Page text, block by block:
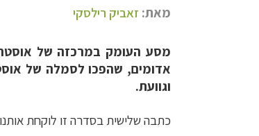
מאת: זאביק רילסקי
מסע העומק במרכזה של
אדומים, שהפכו לסמלה של
וגוועת.
כתבה שלישית בסדרה זו לוקחת